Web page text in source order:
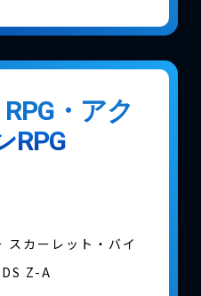
・アク
RPG
スカーレット・バイ
Z-A